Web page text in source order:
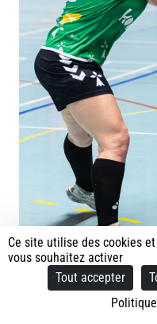
Ce site utilise des cookies
vous souhaitez activer
Tout accepter